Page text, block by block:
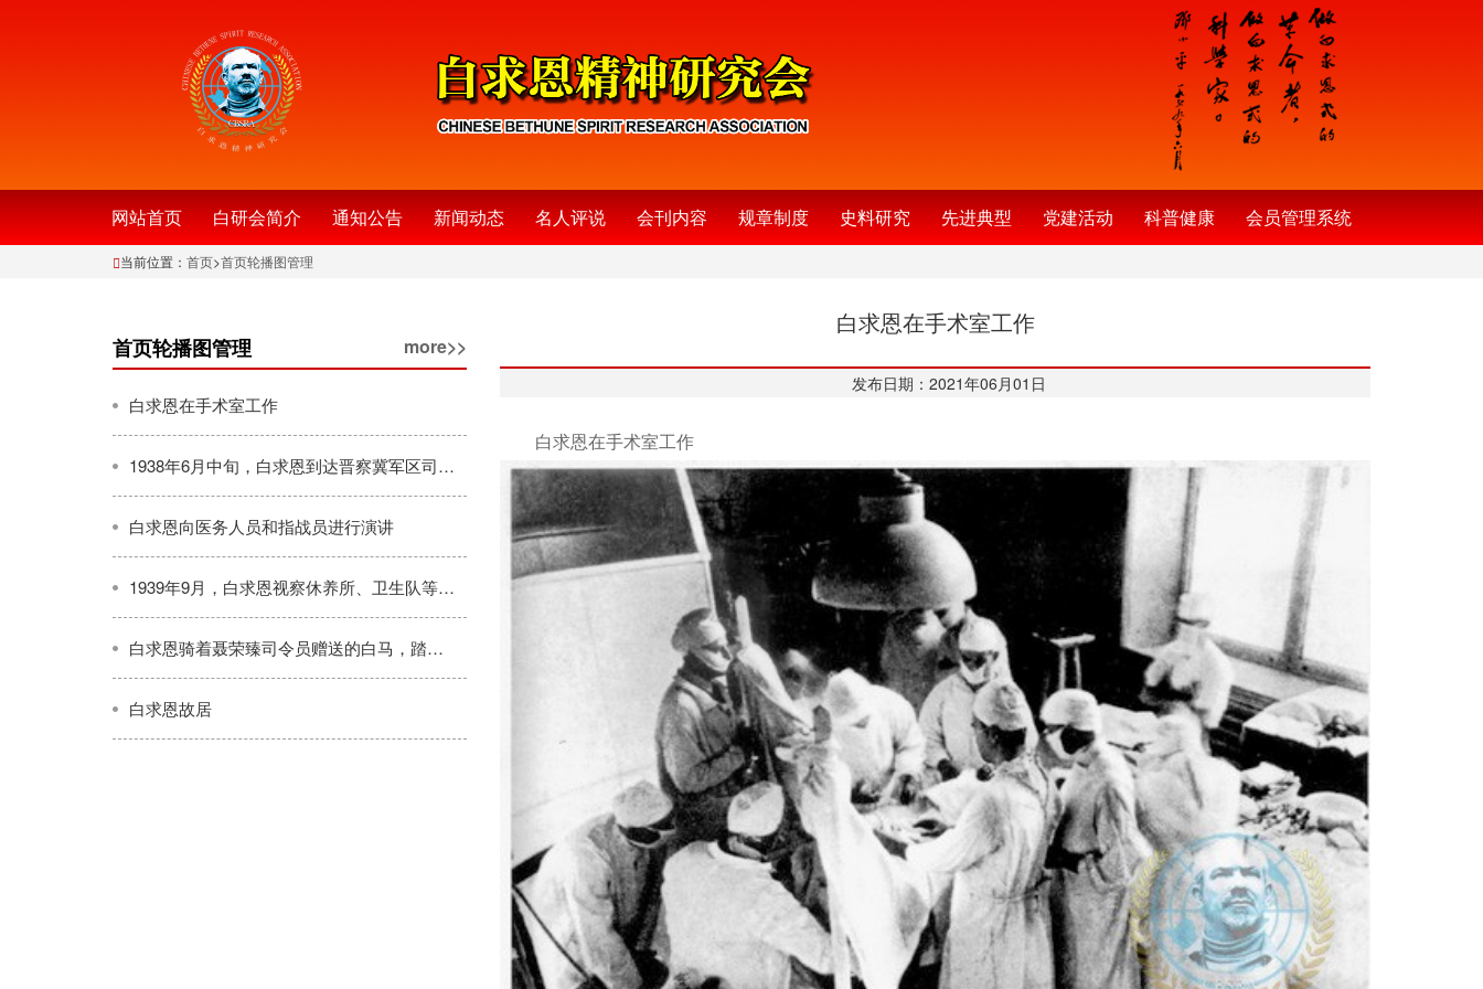
网站首页 白研会简介 通知公告 新闻动态 名人评说 会刊内容 规章制度 史料研究 先进典型 党建活动 科普健康 会员管理系统
当前位置： 首页>首页轮播图管理
首页轮播图管理 more>>
白求恩在手术室工作
1938年6月中旬，白求恩到达晋察冀军区司令部驻地山西省五台县金刚库，会见了聂荣臻司令员
白求恩向医务人员和指战员进行演讲
1939年9月，白求恩视察休养所、卫生队等单位
白求恩骑着聂荣臻司令员赠送的白马，踏遍了晋东、晋西山区和冀中平原
白求恩故居
白求恩在手术室工作
发布日期：2021年06月01日
白求恩在手术室工作